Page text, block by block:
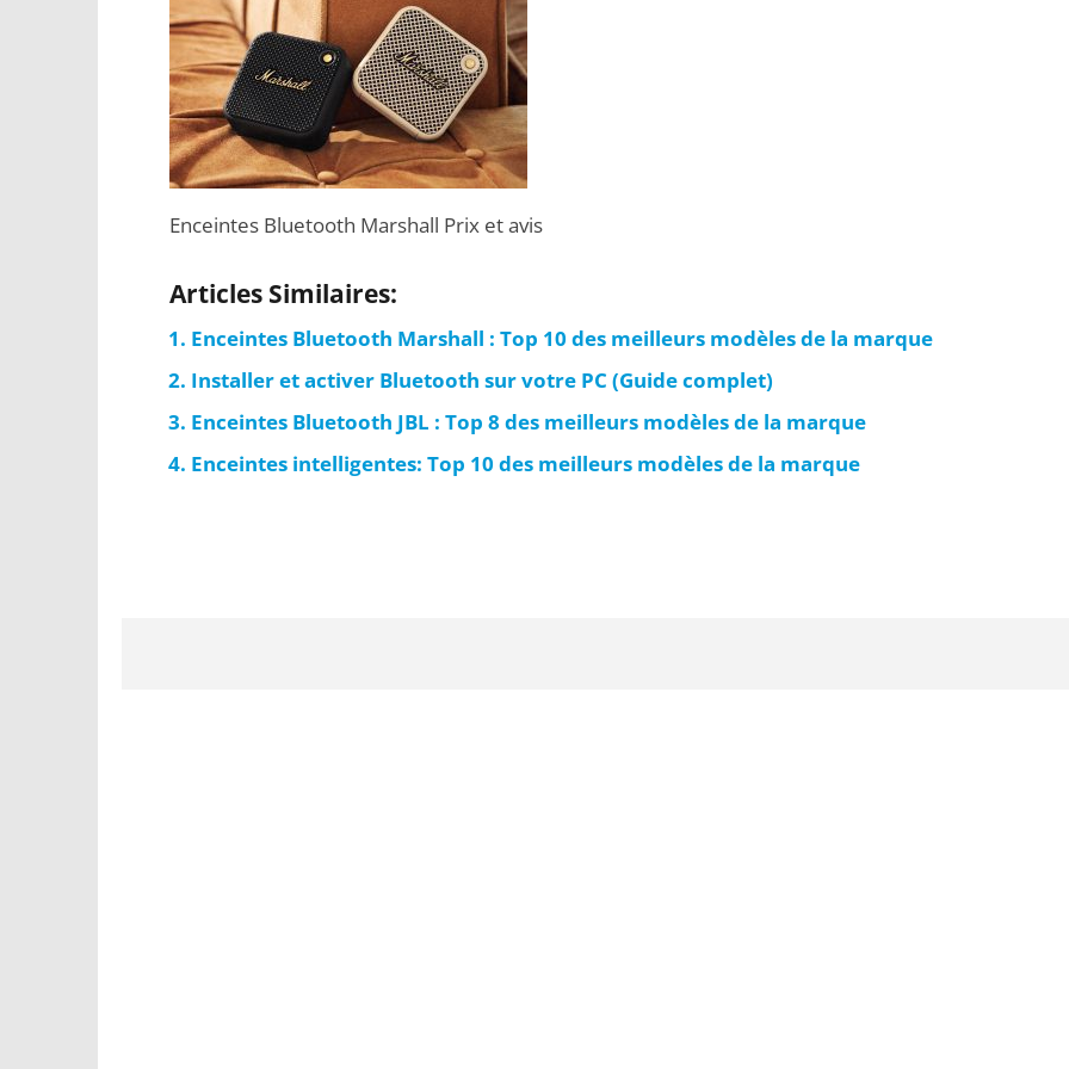
Enceintes Bluetooth Marshall Prix et avis
Articles Similaires:
Enceintes Bluetooth Marshall : Top 10 des meilleurs modèles de la marque
Installer et activer Bluetooth sur votre PC (Guide complet)
Enceintes Bluetooth JBL : Top 8 des meilleurs modèles de la marque
Enceintes intelligentes: Top 10 des meilleurs modèles de la marque